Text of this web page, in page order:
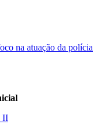
na atuação da polícia
II